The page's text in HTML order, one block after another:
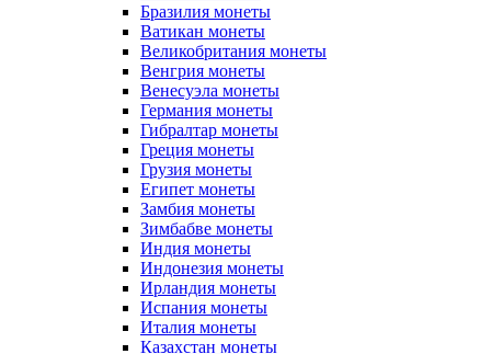
Бразилия монеты
Ватикан монеты
Великобритания монеты
Венгрия монеты
Венесуэла монеты
Германия монеты
Гибралтар монеты
Греция монеты
Грузия монеты
Египет монеты
Замбия монеты
Зимбабве монеты
Индия монеты
Индонезия монеты
Ирландия монеты
Испания монеты
Италия монеты
Казахстан монеты